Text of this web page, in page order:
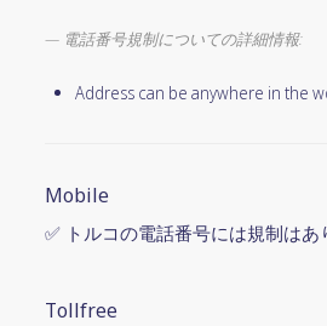
電話番号規制についての詳細情報:
Address can be anywhere in the
Mobile
✅ トルコの電話番号には規制はあ
Tollfree